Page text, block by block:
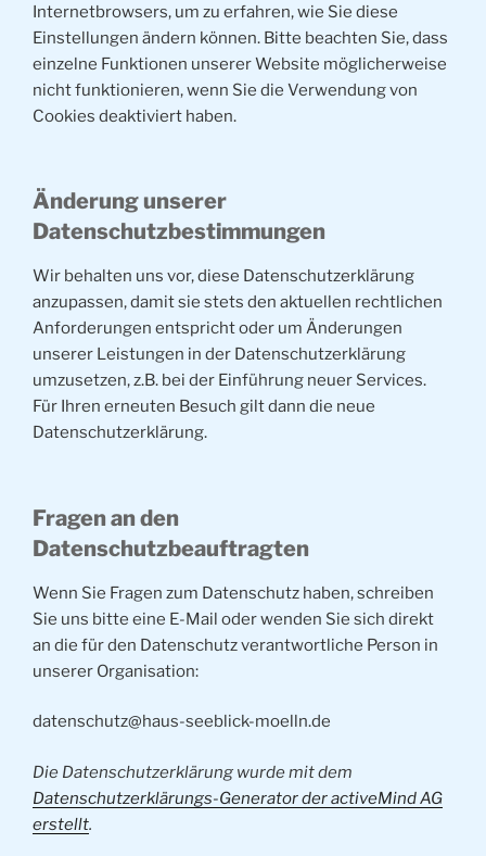
Internetbrowsers, um zu erfahren, wie Sie diese
Einstellungen ändern können. Bitte beachten Sie, dass
einzelne Funktionen unserer Website möglicherweise
nicht funktionieren, wenn Sie die Verwendung von
Cookies deaktiviert haben.
Änderung unserer
Datenschutzbestimmungen
Wir behalten uns vor, diese Datenschutzerklärung
anzupassen, damit sie stets den aktuellen rechtlichen
Anforderungen entspricht oder um Änderungen
unserer Leistungen in der Datenschutzerklärung
umzusetzen, z.B. bei der Einführung neuer Services.
Für Ihren erneuten Besuch gilt dann die neue
Datenschutzerklärung.
Fragen an den
Datenschutzbeauftragten
Wenn Sie Fragen zum Datenschutz haben, schreiben
Sie uns bitte eine E-Mail oder wenden Sie sich direkt
an die für den Datenschutz verantwortliche Person in
unserer Organisation:
datenschutz@haus-seeblick-moelln.de
Die Datenschutzerklärung wurde mit dem
Datenschutzerklärungs-Generator der activeMind AG
erstellt.